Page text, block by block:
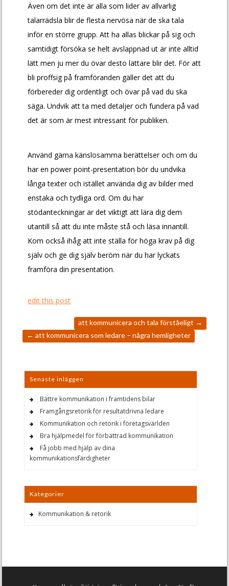
Även om det inte är alla som lider av allvarlig
talarrädsla blir de flesta nervösa när de ska tala
inför en större grupp. Att ha allas blickar på sig och
samtidigt försöka se helt avslappnad ut är inte alltid
lätt men ju mer du övar desto lättare blir det. För att
bli proffsig på framföranden gäller det att du
förbereder dig ordentligt och övar på vad du ska
säga. Undvik att ta med detaljer och fundera på vad
det är som är mest intressant för publiken.
Använd gärna känslosamma berättelser och om du
har en power point-presentation bör du undvika
långa texter och istället använda dig av bilder med
enstaka och tydliga ord. Om du har
stödanteckningar är det viktigt att lära dig dem
utantill så att du inte måste stå och läsa innantill.
Kom också ihåg att inte ställa för höga krav på dig
själv och ge dig själv beröm när du har lyckats
framföra din presentation.
edit this post
att kommunicera och tala förståeligt →
← att kommunicera som ledare – några hemligheter
Senaste inläggen
Bättre kommunikation i framtidens bilar
Framgångsretorik för resultatdrivna ledare
Kommunikation och retorik i företagsvärlden
Bra hjälpmedel för förbättrad kommunikation
Få jobb med hjälp av dina
kommunikationsfärdigheter
Kategorier
Kommunikation & retorik